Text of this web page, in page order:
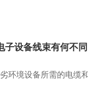
子设备线束有何不同
环境设备所需的电缆